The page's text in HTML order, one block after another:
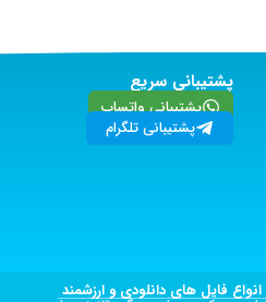
پشتیبانی سریع
پشتیبانی واتساپ
پشتیبانی تلگرام
فایل های دانلودی و ارزشمند